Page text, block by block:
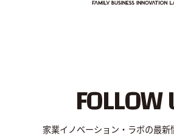
FOLLOW
家業イノベーション・ラボの最新